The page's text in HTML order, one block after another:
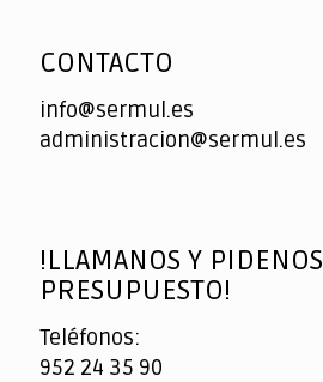
CONTACTO
info@sermul.es
administracion@sermul.es
!LLAMANOS Y PIDENOS
PRESUPUESTO!
Teléfonos:
952 24 35 90